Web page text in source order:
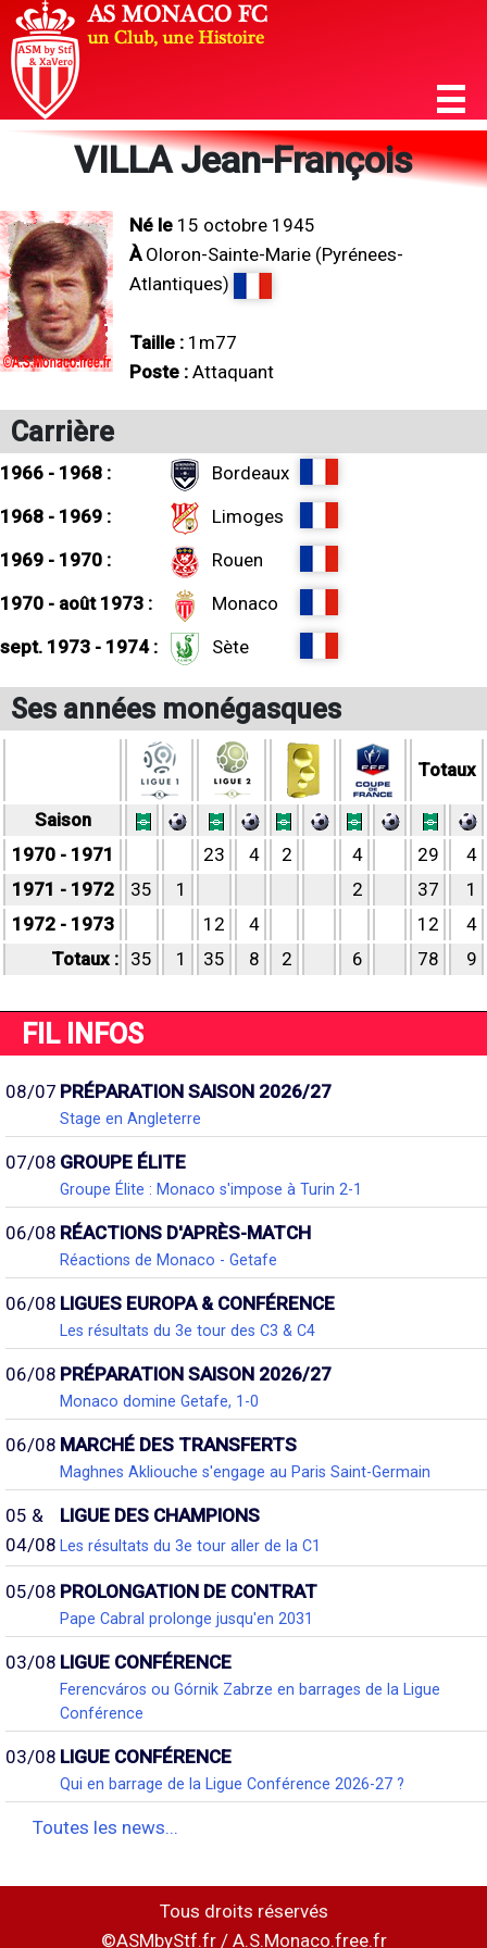
VILLA Jean-François
Né le 15 octobre 1945
ÀOloron-Sainte-Marie (Pyrénees-
Atlantiques)
Taille : 1m77
Poste : Attaquant
Carrière
1966 - 1968 :
Bordeaux
1968 - 1969 :
Limoges
1969 - 1970 :
Rouen
1970 - août 1973 :
Monaco
sept. 1973 - 1974 :
Sète
Ses années monégasques
Totaux
Saison
1970 - 1971
23 4 2 4 29
4
1971 - 1972
35 1 2 37
1
1972 - 1973
12 4 12
4
Totaux : 35 1 35 8 2 6 78 9
FIL INFOS
08/07 PRÉPARATION SAISON 2026/27
Stage en Angleterre
07/08 GROUPE ÉLITE
Groupe Élite : Monaco s'impose à Turin 2-1
06/08 RÉACTIONS D'APRÈS-MATCH
Réactions de Monaco - Getafe
06/08 LIGUES EUROPA & CONFÉRENCE
Les résultats du 3e tour des C3 & C4
06/08 PRÉPARATION SAISON 2026/27
Monaco domine Getafe, 1-0
06/08 MARCHÉ DES TRANSFERTS
Maghnes Akliouche s'engage au Paris Saint-Germain
05 &
04/08
LIGUE DES CHAMPIONS
Les résultats du 3e tour aller de la C1
05/08 PROLONGATION DE CONTRAT
Pape Cabral prolonge jusqu'en 2031
03/08 LIGUE CONFÉRENCE
Ferencváros ou Górnik Zabrze en barrages de la Ligue
Conférence
03/08 LIGUE CONFÉRENCE
Qui en barrage de la Ligue Conférence 2026-27 ?
Toutes les news...
Tous droits réservés
©ASMbyStf.fr / A.S.Monaco.free.fr